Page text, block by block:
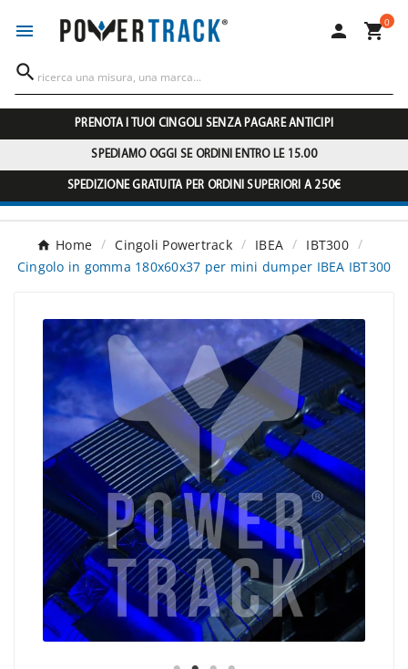
  0

PRENOTA I TUOI CINGOLI SENZA PAGARE ANTICIPI
SPEDIAMO OGGI SE ORDINI ENTRO LE 15.00
SPEDIZIONE GRATUITA PER ORDINI SUPERIORI A 250€
Home Cingoli Powertrack IBEA
IBT300
Cingolo in gomma 180x60x37 per mini dumper IBEA IBT300